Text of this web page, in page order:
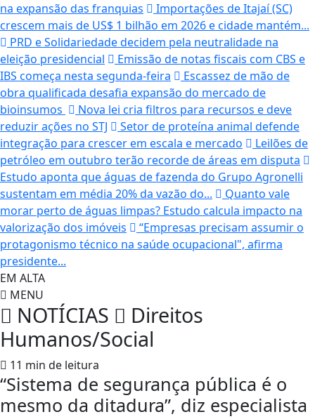
na expansão das franquias
Importações de Itajaí (SC)
crescem mais de US$ 1 bilhão em 2026 e cidade mantém...
PRD e Solidariedade decidem pela neutralidade na
eleição presidencial
Emissão de notas fiscais com CBS e
IBS começa nesta segunda-feira
Escassez de mão de
obra qualificada desafia expansão do mercado de
bioinsumos
Nova lei cria filtros para recursos e deve
reduzir ações no STJ
Setor de proteína animal defende
integração para crescer em escala e mercado
Leilões de
petróleo em outubro terão recorde de áreas em disputa
Estudo aponta que águas de fazenda do Grupo Agronelli
sustentam em média 20% da vazão do...
Quanto vale
morar perto de águas limpas? Estudo calcula impacto na
valorização dos imóveis
“Empresas precisam assumir o
protagonismo técnico na saúde ocupacional", afirma
presidente...
EM ALTA
MENU
NOTÍCIAS
Direitos
Humanos/Social
11 min de leitura
“Sistema de segurança pública é o
mesmo da ditadura”, diz especialista